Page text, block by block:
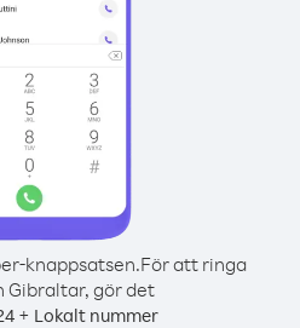
knappsatsen.För att ringa
Gibraltar, gör det
+ Lokalt nummer